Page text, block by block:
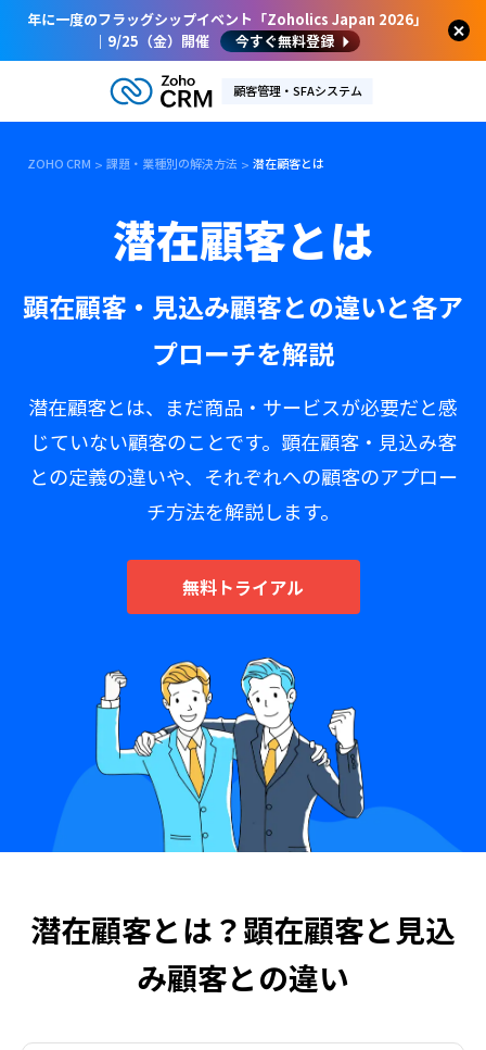
年に一度のフラッグシップイベント「Zoholics Japan 2026」
｜9/25（金）開催
今すぐ無料登録
顧客管理・SFAシステム
ZOHO CRM 課題・業種別の解決方法 潜在顧客とは
潜在顧客とは
顕在顧客・見込み顧客との違いと各ア
プローチを解説
潜在顧客とは、まだ商品・サービスが必要だと感
じていない顧客のことです。顕在顧客・見込み客
との定義の違いや、それぞれへの顧客のアプロー
チ方法を解説します。
無料トライアル
潜在顧客とは？顕在顧客と見込
み顧客との違い